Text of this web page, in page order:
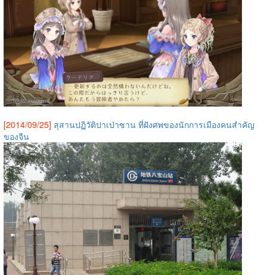
[2014/09/25] สุสานปฏิวัติปาเป่าซาน ที่ฝังศพของนักการเมืองคนสำคัญ
ของจีน